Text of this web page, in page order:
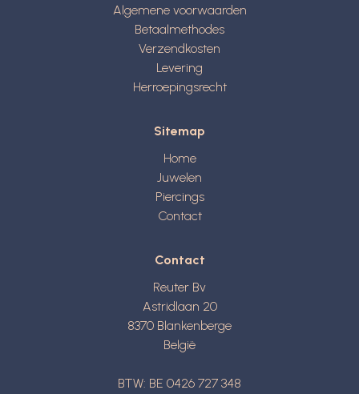
Algemene voorwaarden
Betaalmethodes
Verzendkosten
Levering
Herroepingsrecht
Sitemap
Home
Juwelen
Piercings
Contact
Contact
Reuter Bv
Astridlaan 20
8370 Blankenberge
België
BTW: BE 0426 727 348